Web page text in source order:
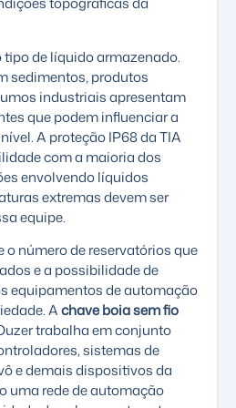
tipo de líquido armazenado.
sedimentos, produtos
industriais apresentam
que podem influenciar a
A proteção IP68 da TIA
com a maioria dos
envolvendo líquidos
extremas devem ser
equipe.
o número de reservatórios que
e a possibilidade de
equipamentos de automação
Achave boia sem fio
trabalha em conjunto
sistemas de
e demais dispositivos da
uma rede de automação